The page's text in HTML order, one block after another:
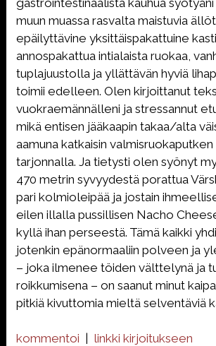
gastrointestinaalista kauhua
muun muassa rasvalta maistuvia
epäilyttävine yksittäispakattuine
annospakattua intialaista ruokaa,
tuplajuustolla ja yllättävän hyviä
toimii edelleen. Olen kirjoittanut
vuokraemännälleni ja stressannut
mikä entisen jääkaapin takaa/alta
aamuna katkaisin
tarjonnalla. Ja tietysti olen syönyt
470 metrin syvyydestä porattua
pari kolmioleipää ja jostain
eilen illalla pussillisen Nacho
kyllä ihan perseestä. Tämä kaikki
jotenkin epänormaaliin polveen ja
– joka ilmenee töiden välttelynä ja
roikkumisena – on saanut minut
pitkiä kivuttomia mieltä selventäviä
kommentoi linkki kirjoitukseen